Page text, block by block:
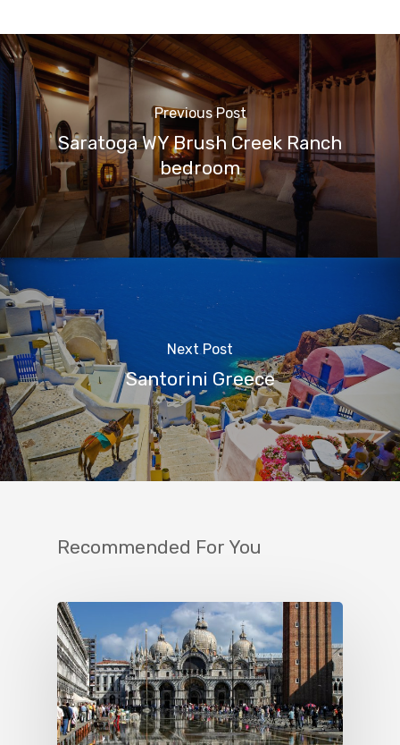
Previous Post
Saratoga WY Brush Creek Ranch
bedroom
Next Post
Santorini Greece
Recommended For You